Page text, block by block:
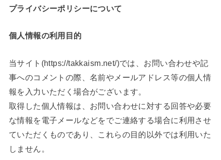
プライバシーポリシーについて
個人情報の利用目的
当サイト(https://takkaism.net/)では、お問い合わせや記
事へのコメントの際、名前やメールアドレス等の個人情
報を入力いただく場合がございます。
取得した個人情報は、お問い合わせに対する回答や必要
な情報を電子メールなどをでご連絡する場合に利用させ
ていただくものであり、これらの目的以外では利用いた
しません。